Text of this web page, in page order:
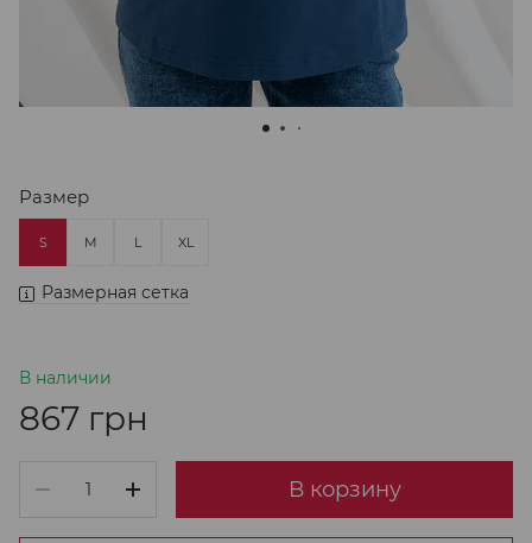
Размер
S M L XL
Размерная сетка
В наличии
867 грн
В корзину